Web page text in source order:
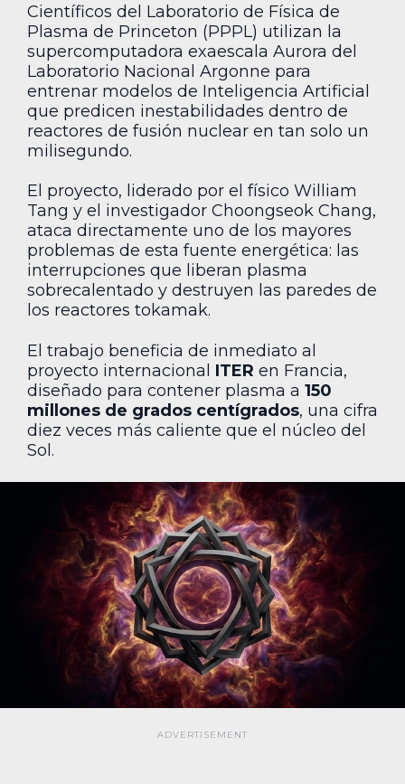
Científicos del Laboratorio de Física de
Plasma de Princeton (PPPL) utilizan la
supercomputadora exaescala Aurora del
Laboratorio Nacional Argonne para
entrenar modelos de Inteligencia Artificial
que predicen inestabilidades dentro de
reactores de fusión nuclear en tan solo un
milisegundo.
El proyecto, liderado por el físico William
Tang y el investigador Choongseok Chang,
ataca directamente uno de los mayores
problemas de esta fuente energética: las
interrupciones que liberan plasma
sobrecalentado y destruyen las paredes de
los reactores tokamak.
El trabajo beneficia de inmediato al
proyecto internacional ITER en Francia,
diseñado para contener plasma a 150
millones de grados centígrados, una cifra
diez veces más caliente que el núcleo del
Sol.